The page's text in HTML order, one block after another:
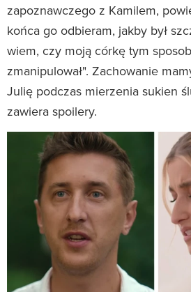
zapoznawczego z Kamilem,
końca go odbieram, jakby był
wiem, czy moją córkę tym
zmanipulował". Zachowanie
Julię podczas mierzenia sukien
zawiera spoilery.